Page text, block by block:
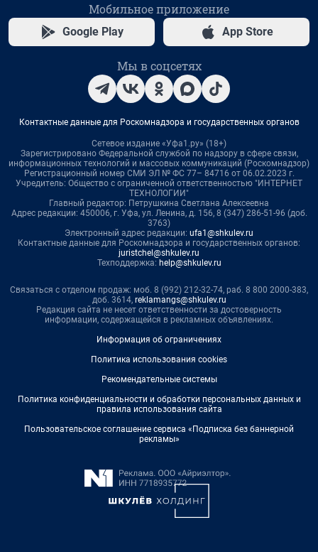
Мобильное приложение
Google Play App Store
Мы в соцсетях
Контактные данные для Роскомнадзора и государственных органов
Сетевое издание «Уфа1.ру» (18+)
Зарегистрировано Федеральной службой по надзору в сфере связи,
информационных технологий и массовых коммуникаций (Роскомнадзор)
Регистрационный номер СМИ ЭЛ № ФС 77– 84716 от 06.02.2023 г.
Учредитель: Общество с ограниченной ответственностью "ИНТЕРНЕТ
ТЕХНОЛОГИИ"
Главный редактор: Петрушкина Светлана Алексеевна
Адрес редакции: 450006, г. Уфа, ул. Ленина, д. 156, 8 (347) 286-51-96 (доб.
3763)
Электронный адрес редакции: ufa1@shkulev.ru
Контактные данные для Роскомнадзора и государственных органов:
juristchel@shkulev.ru
Техподдержка: help@shkulev.ru
Связаться с отделом продаж: моб. 8 (992) 212-32-74, раб. 8 800 2000-383,
доб. 3614, reklamangs@shkulev.ru
Редакция сайта не несет ответственности за достоверность
информации, содержащейся в рекламных объявлениях.
Информация об ограничениях
Политика использования cookies
Рекомендательные системы
Политика конфиденциальности и обработки персональных данных и
правила использования сайта
Пользовательское соглашение сервиса «Подписка без баннерной
рекламы»